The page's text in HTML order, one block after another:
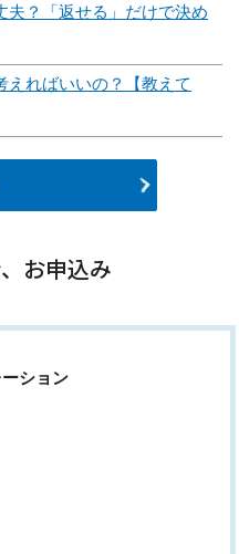
夫？「返せる」だけで決め
えればいいの？【教えて
お申込み
ション